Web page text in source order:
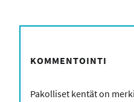
KOMMENTOINTI
Pakolliset kentät on